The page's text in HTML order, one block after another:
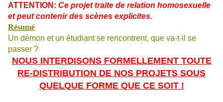
ATTENTION: Ce projet traite de relation homosexuelle
et peut contenir des scènes explicites.
Résumé
Un démon et un étudiant se rencontrent, que va-t-il se
passer ?
NOUS INTERDISONS FORMELLEMENT TOUTE
RE-DISTRIBUTION DE NOS PROJETS SOUS
QUELQUE FORME QUE CE SOIT !